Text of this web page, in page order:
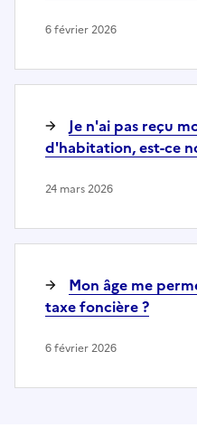
6 février 2026
Je n'ai pas reçu
d'habitation, est-ce
24 mars 2026
Mon âge me
taxe foncière ?
6 février 2026